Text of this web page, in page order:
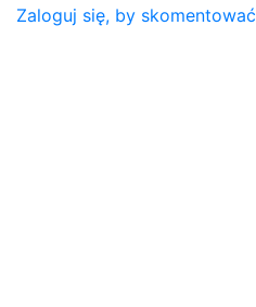
Zaloguj się, by skomentować